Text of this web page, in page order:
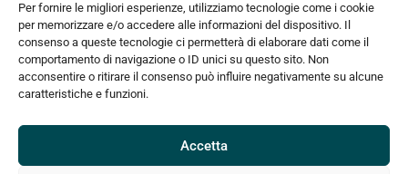
Per fornire le migliori esperienze, utilizziamo tecnologie come i cookie
per memorizzare e/o accedere alle informazioni del dispositivo. Il
consenso a queste tecnologie ci permetterà di elaborare dati come il
comportamento di navigazione o ID unici su questo sito. Non
acconsentire o ritirare il consenso può influire negativamente su alcune
caratteristiche e funzioni.
Accetta
esclusiva che
coniuga praticità
a risparmio di
tempo e denaro
grazie alla
tecnologia
permette di
45 C
10135 Torino
(+39) 375
830 2589
www.om3d.it
Capannoni
10 Annunci
Case -
127 Annunci